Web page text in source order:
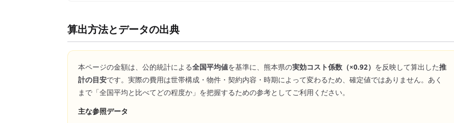
算出方法とデータの出典
本ページの金額は、公的統計による全国平均値を基準に、 熊本県の実効コスト係数（×0.92） を反映して算出した推
計の目安です。実際の費用は世帯構成・物件・契約内容・時期によって変わるため、確定値ではありません。あく
まで「全国平均と比べてどの程度か」を把握するための参考としてご利用ください。
主な参照データ